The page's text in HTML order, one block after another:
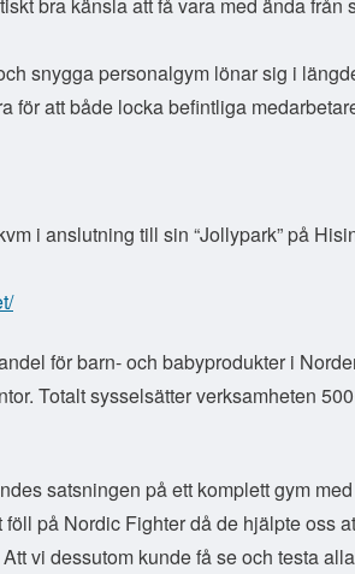
snygga personalgym lönar sig i
för att både locka befintliga
i anslutning till sin “Jollypark” på
för barn- och babyprodukter i
Totalt sysselsätter verksamheten
satsningen på ett komplett gym
på Nordic Fighter då de hjälpte oss
vi dessutom kunde få se och testa